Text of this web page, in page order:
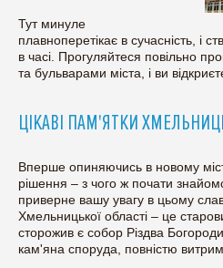
Тут минуле
плавноперетікає в сучасність, і
в часі. Прогуляйтеся повільно
та бульварами міста, і ви
ЦІКАВІ ПАМ'ЯТКИ
Вперше опиняючись в новому
рішення – з чого ж почати
приверне вашу увагу в цьому
Хмельницької області – це
сторожив є собор Різдва
кам'яна споруда, повністю